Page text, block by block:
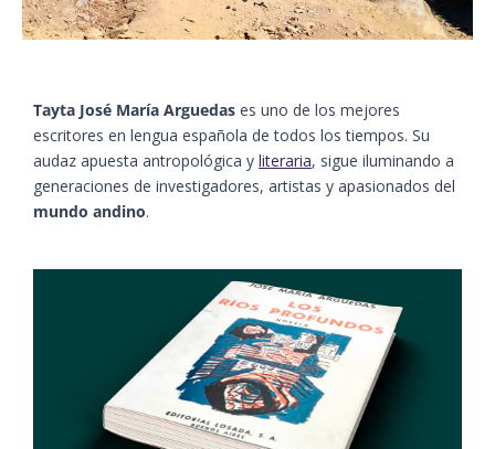
Tayta José María Arguedas es uno de los mejores
escritores en lengua española de todos los tiempos. Su
audaz apuesta antropológica y literaria, sigue iluminando a
generaciones de investigadores, artistas y apasionados del
mundo andino.